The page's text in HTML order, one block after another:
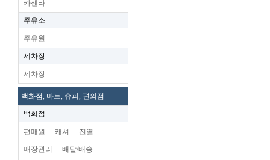
카센타
주유소
주유원
세차장
세차장
백화점, 마트, 슈퍼, 편의점
백화점
편매원 캐셔 진열
매장관리 배달/배송